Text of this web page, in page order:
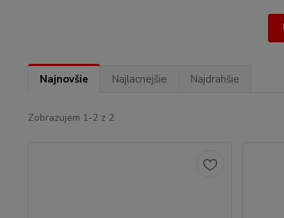
Najnovšie Najlacnejšie Najdrahšie
Zobrazujem 1-2 z 2